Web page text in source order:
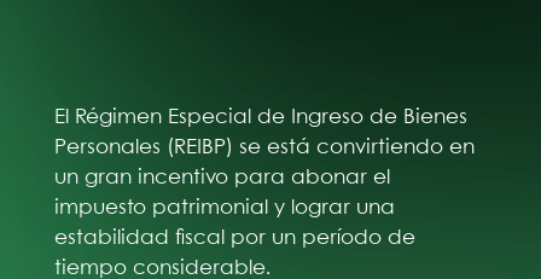
El Régimen Especial de Ingreso de Bienes
Personales (REIBP) se está convirtiendo en
un gran incentivo para abonar el
impuesto patrimonial y lograr una
estabilidad fiscal por un período de
tiempo considerable.